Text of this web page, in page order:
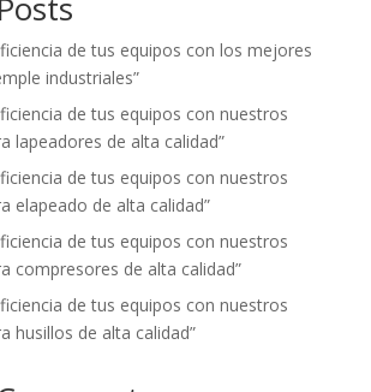
de tus equipos con los mejores
industriales”
de tus equipos con nuestros
lapeadores de alta calidad”
de tus equipos con nuestros
elapeado de alta calidad”
de tus equipos con nuestros
compresores de alta calidad”
de tus equipos con nuestros
husillos de alta calidad”